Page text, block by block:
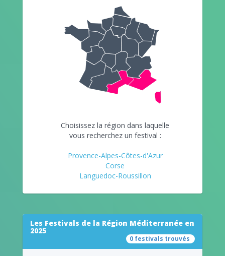
Choisissez la région dans laquelle
vous recherchez un festival :
Provence-Alpes-Côtes-d'Azur
Corse
Languedoc-Roussillon
Les Festivals de la Région Méditerranée en
2025
0 festivals trouvés